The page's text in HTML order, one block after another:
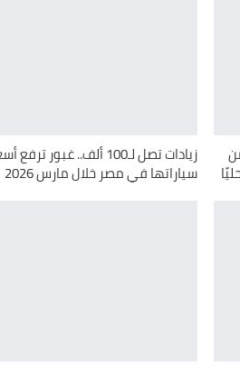
زيادات تصل لـ100 ألف.. غبور ترفع
سياراتها في مصر خلال مارس 2026